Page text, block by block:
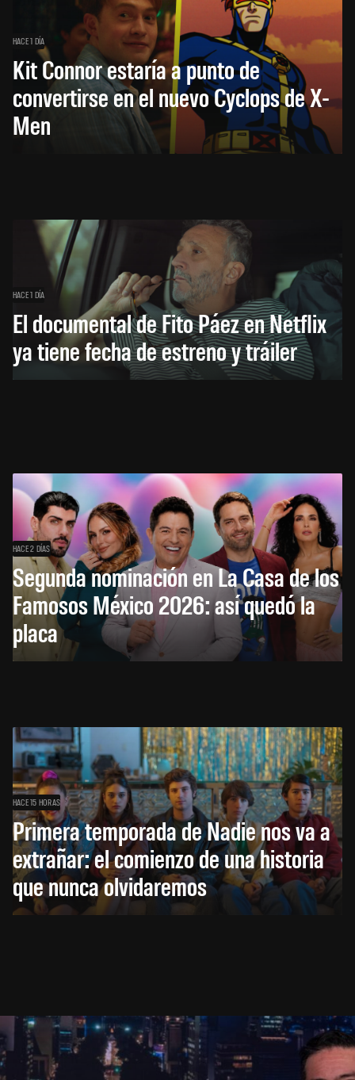
HACE 1 DÍA
Kit Connor estaría a punto de
convertirse en el nuevo Cyclops de X-
Men
HACE 1 DÍA
El documental de Fito Páez en Netflix
ya tiene fecha de estreno y tráiler
HACE 2 DÍAS
Segunda nominación en La Casa de los
Famosos México 2026: así quedó la
placa
HACE 15 HORAS
Primera temporada de Nadie nos va a
extrañar: el comienzo de una historia
que nunca olvidaremos